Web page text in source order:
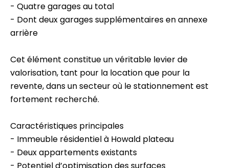
- Quatre garages au total
- Dont deux garages supplémentaires en annexe
arrière
Cet élément constitue un véritable levier de
valorisation, tant pour la location que pour la
revente, dans un secteur où le stationnement est
fortement recherché.
Caractéristiques principales
- Immeuble résidentiel à Howald plateau
- Deux appartements existants